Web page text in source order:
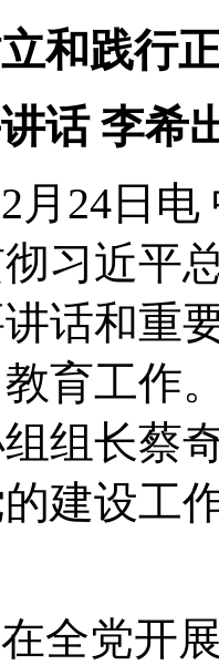
和践行
话 李希
月24日
习近平
话和重
育工作
组长蔡
建设工
全党开